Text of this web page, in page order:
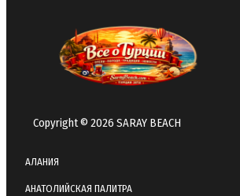
Copyright © 2026 SARAY BEACH
АЛАНИЯ
АНАТОЛИЙСКАЯ ПАЛИТРА